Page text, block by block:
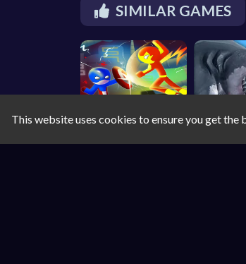
SIMILAR GAMES
This website uses cookies to ensure you get the